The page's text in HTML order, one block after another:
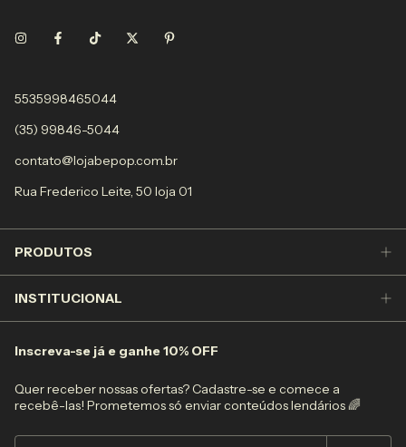
5535998465044
(35) 99846-5044
contato@lojabepop.com.br
Rua Frederico Leite, 50 loja 01
PRODUTOS
INSTITUCIONAL
Inscreva-se já e ganhe 10% OFF
Quer receber nossas ofertas? Cadastre-se e comece a
recebê-las! Prometemos só enviar conteúdos lendários 🌈